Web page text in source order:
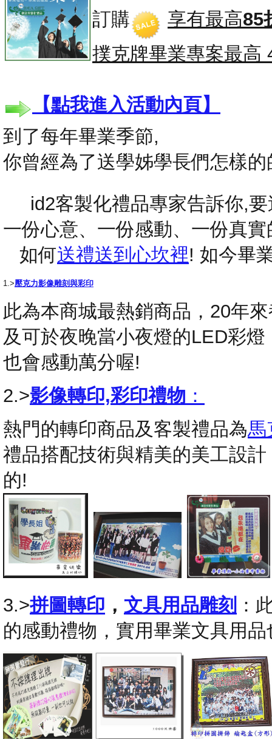
訂購
享有最高85
撲克牌畢業專案最高
【點我進入活動內頁】
到了每年畢業季節,
你曾經為了送學姊學長們怎樣
id2客製化禮品專家告訴你,要
一份心意、一份感動、一份真
如何送禮送到心坎裡! 如今畢
1.>壓克力影像雕刻與彩印
此為本商城最熱銷商品，20年
及可於夜晚當小夜燈的LED彩
也會感動萬分喔!
2.>影像轉印,彩印禮物 ：
熱門的轉印商品及客製禮品為馬
禮品搭配技術與精美的美工設
的!
3.>拼圖轉印 ， 文具用品雕刻 ：
的感動禮物，實用畢業文具用